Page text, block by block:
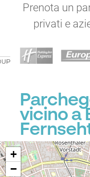
Prenota un
privati e
vicino a
+
−